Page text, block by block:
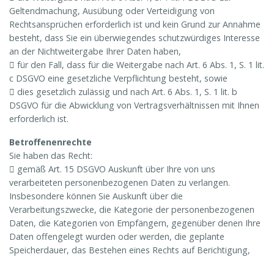
Geltendmachung, Ausübung oder Verteidigung von
Rechtsansprüchen erforderlich ist und kein Grund zur Annahme
besteht, dass Sie ein überwiegendes schutzwürdiges Interesse
an der Nichtweitergabe Ihrer Daten haben,
 für den Fall, dass für die Weitergabe nach Art. 6 Abs. 1, S. 1 lit.
c DSGVO eine gesetzliche Verpflichtung besteht, sowie
 dies gesetzlich zulässig und nach Art. 6 Abs. 1, S. 1 lit. b
DSGVO für die Abwicklung von Vertragsverhältnissen mit Ihnen
erforderlich ist.
Betroffenenrechte
Sie haben das Recht:
 gemäß Art. 15 DSGVO Auskunft über Ihre von uns
verarbeiteten personenbezogenen Daten zu verlangen.
Insbesondere können Sie Auskunft über die
Verarbeitungszwecke, die Kategorie der personenbezogenen
Daten, die Kategorien von Empfängern, gegenüber denen Ihre
Daten offengelegt wurden oder werden, die geplante
Speicherdauer, das Bestehen eines Rechts auf Berichtigung,